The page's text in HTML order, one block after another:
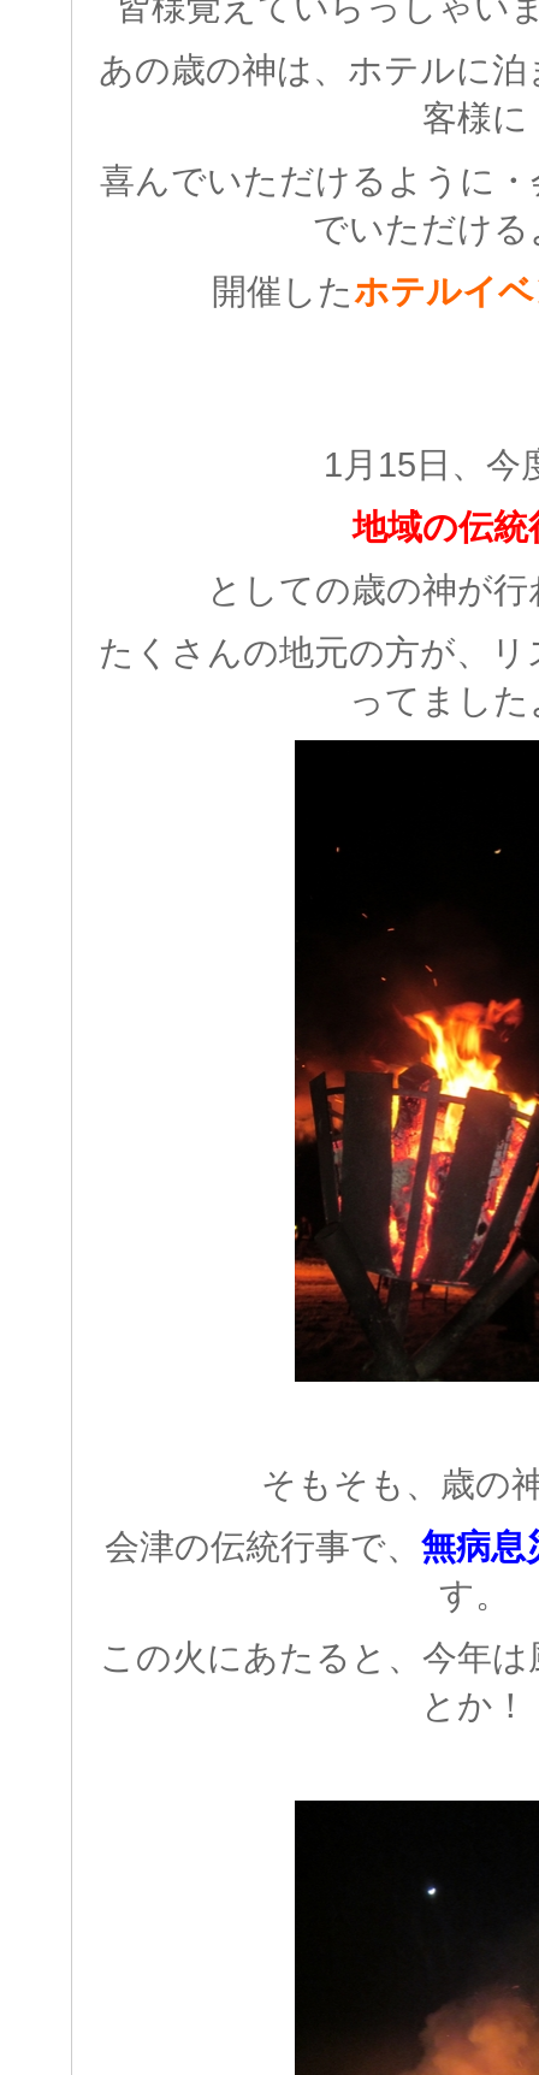
あの歳の神は、ホテルに
客様に
喜んでいただけるように
でいただける
開催したホテルイ
1月15日、今
地域の伝統
としての歳の神が
たくさんの地元の方が、
ってました
そもそも、歳の
会津の伝統行事で、 無病息
す。
この火にあたると、今年
とか！